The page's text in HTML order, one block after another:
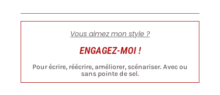
Vous aimez mon style ?
ENGAGEZ-MOI !
Pour écrire, réécrire, améliorer, scénariser. Avec ou
sans pointe de sel.